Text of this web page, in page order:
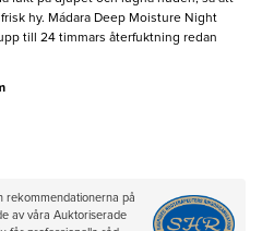
hy. Mádara Deep Moisture Night
till 24 timmars återfuktning redan
rekommendationerna på
av våra Auktoriserade